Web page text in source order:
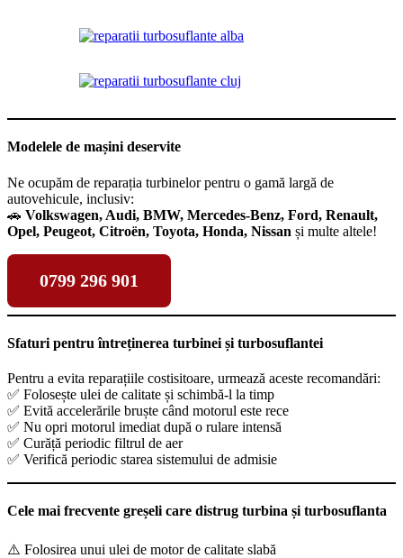
Modelele de mașini deservite
Ne ocupăm de reparația turbinelor pentru o gamă largă de
autovehicule, inclusiv:
🚗 Volkswagen, Audi, BMW, Mercedes-Benz, Ford, Renault,
Opel, Peugeot, Citroën, Toyota, Honda, Nissan și multe altele!
0799 296 901
Sfaturi pentru întreținerea turbinei și turbosuflantei
Pentru a evita reparațiile costisitoare, urmează aceste recomandări:
✅ Folosește ulei de calitate și schimbă-l la timp
✅ Evită accelerările bruște când motorul este rece
✅ Nu opri motorul imediat după o rulare intensă
✅ Curăță periodic filtrul de aer
✅ Verifică periodic starea sistemului de admisie
Cele mai frecvente greșeli care distrug turbina și turbosuflanta
⚠️ Folosirea unui ulei de motor de calitate slabă